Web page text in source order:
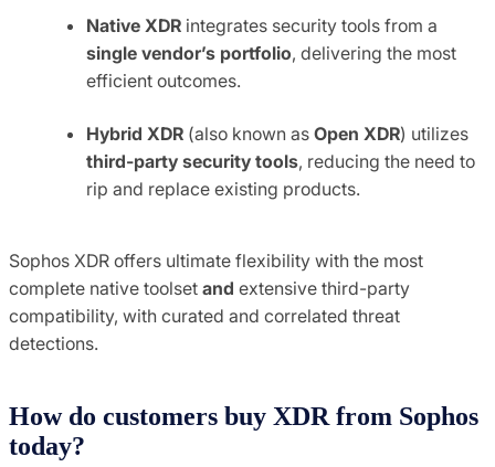
Native XDR integrates security tools from a
single vendor’s portfolio, delivering the most
efficient outcomes.
Hybrid XDR (also known as Open XDR) utilizes
third-party security tools, reducing the need to
rip and replace existing products.
Sophos XDR offers ultimate flexibility with the most
complete native toolset and extensive third-party
compatibility, with curated and correlated threat
detections.
How do customers buy XDR from Sophos
today?